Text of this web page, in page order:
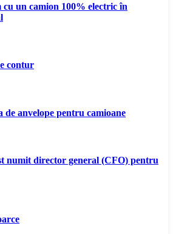
un camion 100% electric în
contur
de anvelope pentru camioane
numit director general (CFO) pentru